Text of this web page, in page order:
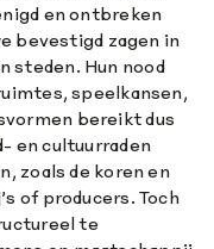
en ontbreken
bevestigd zagen in
steden. Hun nood
speelkansen,
bereikt dus
en cultuurraden
zoals de koren en
of producers. Toch
te